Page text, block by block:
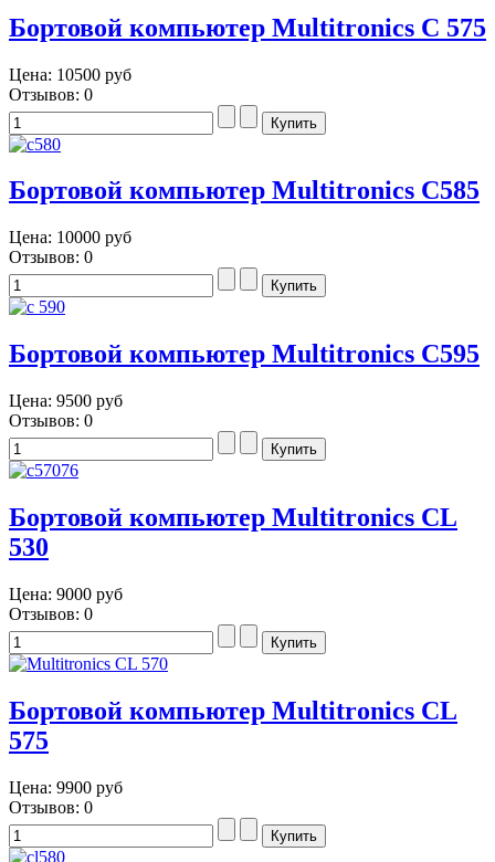
Бортовой компьютер Multitronics C 575
Цена: 10500 руб
Отзывов: 0
Бортовой компьютер Multitronics C585
Цена: 10000 руб
Отзывов: 0
Бортовой компьютер Multitronics C595
Цена: 9500 руб
Отзывов: 0
Бортовой компьютер Multitronics CL
530
Цена: 9000 руб
Отзывов: 0
Бортовой компьютер Multitronics CL
575
Цена: 9900 руб
Отзывов: 0